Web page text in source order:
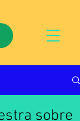
sobre